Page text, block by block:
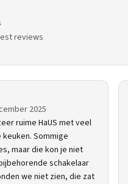
reviews
2025
ruime HaUS met veel
Sommige
maar die kon je niet
schakelaar
we niet zien, die zat